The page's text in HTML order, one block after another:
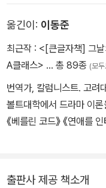
게 오직 단 한 번의 기회를
음을 사적으로 만날 수 있
인 사진작가이기도 하다.
히 기억한다. 일곱 살 때
암실을 만들었다. 열일곱
닮아 있다. 때론 영화의
론 스크린 너머에 두고 온
기도 하다. 그의 사진은 ‘
라는 작품도 만들었던 그
옮긴이: 이동준
최근작 : <[큰글자책] 그
A클래스> … 총 89종 (모
번역가, 칼럼니스트. 고려
볼트대학에서 드라마 이론
《베를린 코드》 《연애를
출판사 제공 책소개